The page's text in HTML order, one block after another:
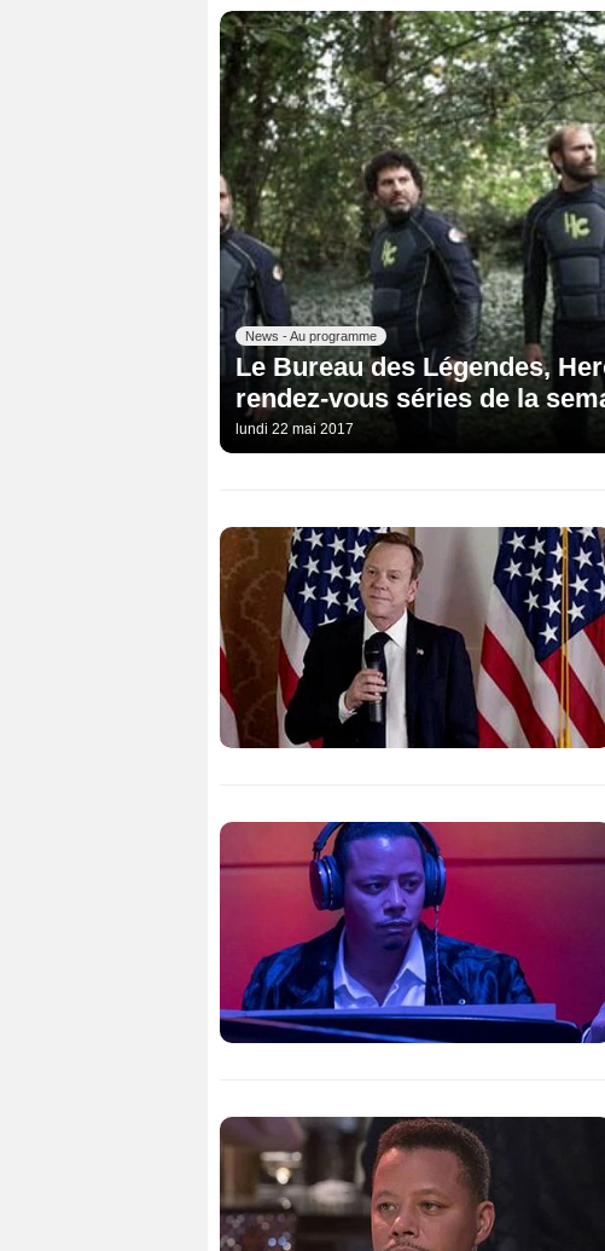
News - Au programme
Le Bureau des Légendes,
rendez-vous séries de la
lundi 22 mai 2017